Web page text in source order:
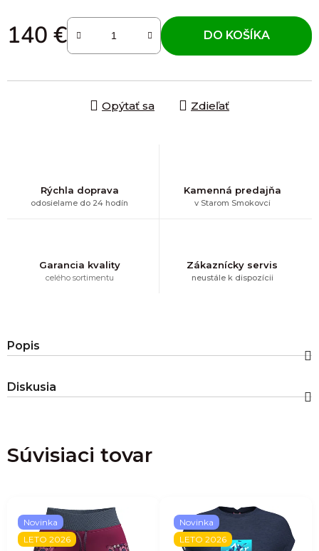
140 €
Jednotková cena:
DO KOŠÍKA
Opýtať sa Zdieľať
Rýchla doprava
odosielame do 24 hodín
Kamenná predajňa
v Starom Smokovci
Garancia kvality
celého sortimentu
Zákaznícky servis
neustále k dispozícii
Popis
Diskusia
Súvisiaci tovar
Novinka
LETO 2026
Novinka
LETO 2026